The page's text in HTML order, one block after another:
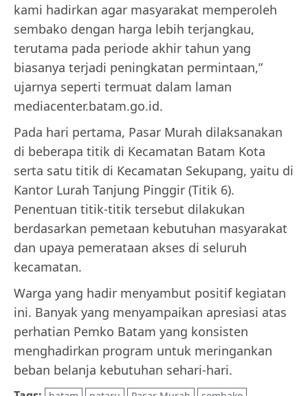
kami hadirkan agar masyarakat memperoleh
sembako dengan harga lebih terjangkau,
terutama pada periode akhir tahun yang
biasanya terjadi peningkatan permintaan,”
ujarnya seperti termuat dalam laman
mediacenter.batam.go.id.
Pada hari pertama, Pasar Murah dilaksanakan
di beberapa titik di Kecamatan Batam Kota
serta satu titik di Kecamatan Sekupang, yaitu di
Kantor Lurah Tanjung Pinggir (Titik 6).
Penentuan titik-titik tersebut dilakukan
berdasarkan pemetaan kebutuhan masyarakat
dan upaya pemerataan akses di seluruh
kecamatan.
Warga yang hadir menyambut positif kegiatan
ini. Banyak yang menyampaikan apresiasi atas
perhatian Pemko Batam yang konsisten
menghadirkan program untuk meringankan
beban belanja kebutuhan sehari-hari.